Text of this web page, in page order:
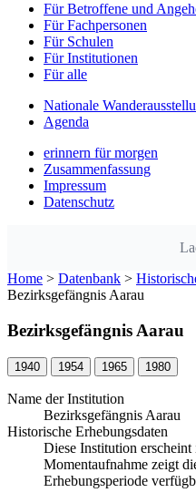
Für Betroffene und
Für Fachpersonen
Für Schulen
Für Institutionen
Für alle
Nationale
Agenda
erinnern für morgen
Zusammenfassung
Impressum
Datenschutz
Home > Datenbank >
Bezirksgefängnis Aarau
Bezirksgefängnis Aarau
1940 1954 1965 1980
Name der Institution
Bezirksgefängnis Aarau
Historische Erhebungsdaten
Diese Institution
Momentaufnahme zeigt
Erhebungsperiode